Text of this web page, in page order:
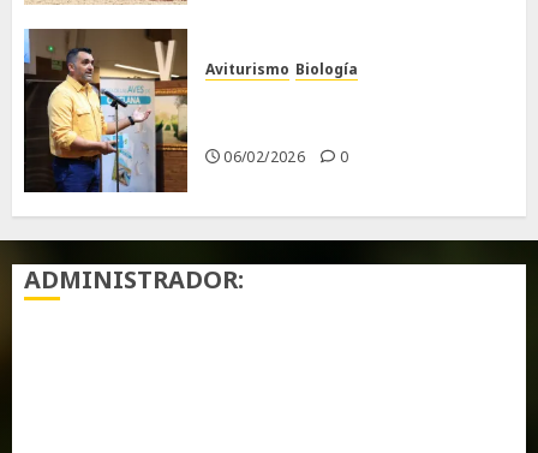
Aviturismo Biología
06/02/2026 0
ADMINISTRADOR: